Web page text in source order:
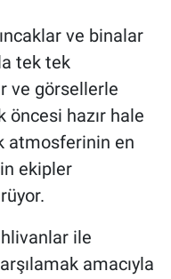
ve binalar
tek tek
ve görsellerle
öncesi hazır hale
atmosferinin en
ekipler
ile
amacıyla